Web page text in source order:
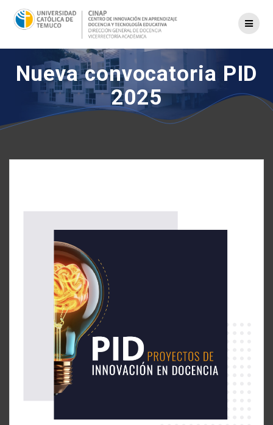
al
contenido
Nueva convocatoria PID
2025